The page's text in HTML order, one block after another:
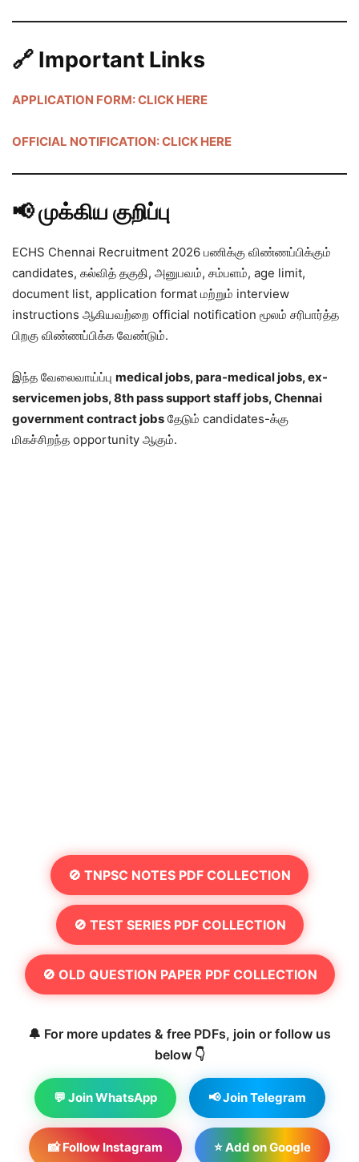
🔗 Important Links
APPLICATION FORM: CLICK HERE
OFFICIAL NOTIFICATION: CLICK HERE
📢 முக்கிய குறிப்பு
ECHS Chennai Recruitment 2026 பணிக்கு விண்ணப்பிக்கும்
candidates, கல்வித் தகுதி, அனுபவம், சம்பளம், age limit,
document list, application format மற்றும் interview
instructions ஆகியவற்றை official notification மூலம் சரிபார்த்த
பிறகு விண்ணப்பிக்க வேண்டும்.
இந்த வேலைவாய்ப்பு medical jobs, para-medical jobs, ex-
servicemen jobs, 8th pass support staff jobs, Chennai
government contract jobs தேடும் candidates-க்கு
மிகச்சிறந்த opportunity ஆகும்.
🚫 TNPSC NOTES PDF COLLECTION
🚫 TEST SERIES PDF COLLECTION
🚫 OLD QUESTION PAPER PDF COLLECTION
🔔 For more updates & free PDFs, join or follow us
below 👇
💬 Join WhatsApp 📢 Join Telegram
📸 Follow Instagram ⭐ Add on Google